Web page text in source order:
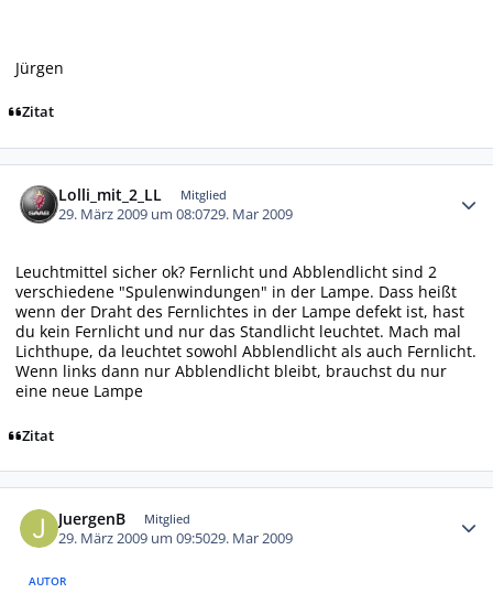
Jürgen
Zitat
Lolli_mit_2_LL Mitglied
29. März 2009 um 08:0729. Mar 2009
Leuchtmittel sicher ok? Fernlicht und Abblendlicht sind 2
verschiedene "Spulenwindungen" in der Lampe. Dass heißt
wenn der Draht des Fernlichtes in der Lampe defekt ist, hast
du kein Fernlicht und nur das Standlicht leuchtet. Mach mal
Lichthupe, da leuchtet sowohl Abblendlicht als auch Fernlicht.
Wenn links dann nur Abblendlicht bleibt, brauchst du nur
eine neue Lampe
Zitat
JuergenB Mitglied
29. März 2009 um 09:5029. Mar 2009
AUTOR